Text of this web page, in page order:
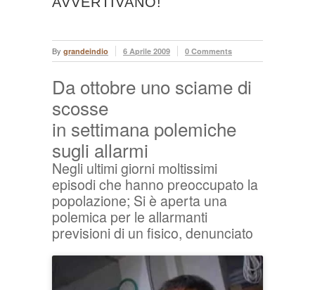
By grandeindio 6 Aprile 2009 0 Comments
Da ottobre uno sciame di
scosse
in settimana polemiche
sugli allarmi
Negli ultimi giorni moltissimi
episodi che hanno preoccupato la
popolazione; Si è aperta una
polemica per le allarmanti
previsioni di un fisico, denunciato